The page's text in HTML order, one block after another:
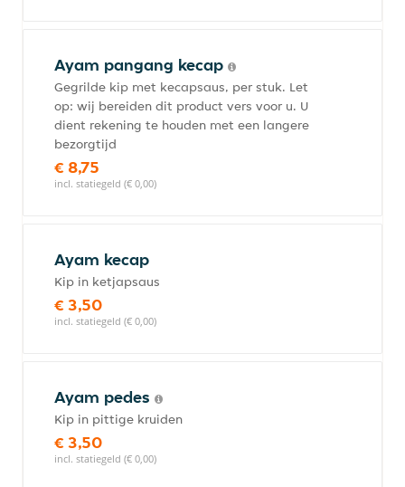
Ayam pangang kecap
Gegrilde kip met kecapsaus, per stuk. Let
op: wij bereiden dit product vers voor u. U
dient rekening te houden met een langere
bezorgtijd
€ 8,75
incl. statiegeld (€ 0,00)
Ayam kecap
Kip in ketjapsaus
€ 3,50
incl. statiegeld (€ 0,00)
Ayam pedes
Kip in pittige kruiden
€ 3,50
incl. statiegeld (€ 0,00)